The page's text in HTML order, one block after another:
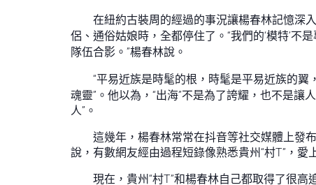
在紐約古裝周的經過的事況讓楊春林記憶深
侶、通俗姑娘時，全都停住了。“我們的‘模特’不
隊伍合影。”楊春林說。
“平易近族是時髦的根，時髦是平易近族的
魂靈”。他以為，“出海”不是為了誇耀，也不是
人”。
這幾年，楊春林常常在抖音等社交媒體上發
說，有數網友經由過程短錄像熟悉貴州“村T”，
現在，貴州“村T”和楊春林自己都取得了很